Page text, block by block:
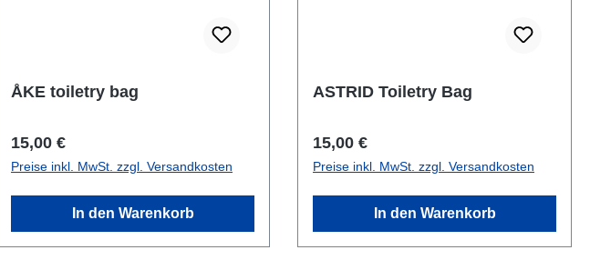
ÅKE toiletry bag
Regulärer Preis:
15,00 €
Preise inkl. MwSt. zzgl. Versandkosten
In den Warenkorb
ASTRID Toiletry Bag
Regulärer Preis:
15,00 €
Preise inkl. MwSt. zzgl. Versandkosten
In den Warenkorb